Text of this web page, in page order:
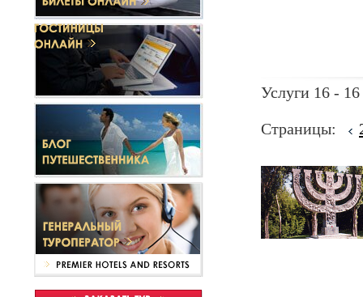
Услуги 16 - 16
Страницы: